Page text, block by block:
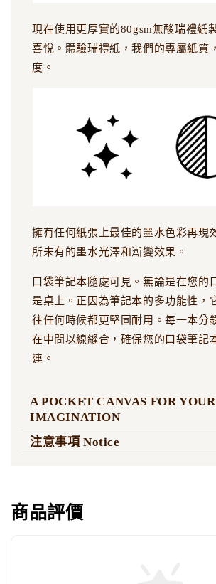
現在使用更厚實的80gsm無酸瑞禮紙
喜悅。體驗瑞禮紙，我們的專屬紙質
度。
擁有任何紙張上最佳的墨水色彩再現
所未有的墨水光澤和漸變效果。
口袋筆記本隨處可見。無論是在您的
是桌上。正因為筆記本的多功能性，
往任何時候都更堅固耐用。每一本分
在中間以線縫合，確保您的口袋筆記
連。
A POCKET CANVAS FOR YOUR
IMAGINATION
注意事項 Notice
商品評價